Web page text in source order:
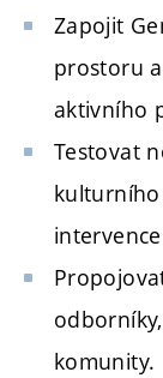
Zapojit
prostoru
aktivního
Testovat
komunity.